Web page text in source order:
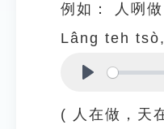
例如：
人咧
Lâng teh
( 人在做，天